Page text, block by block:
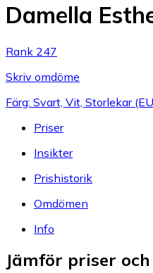
Damella
Rank 247
Skriv omdöme
Färg: Svart, Vit, Storlekar
Priser
Insikter
Prishistorik
Omdömen
Info
Jämför priser